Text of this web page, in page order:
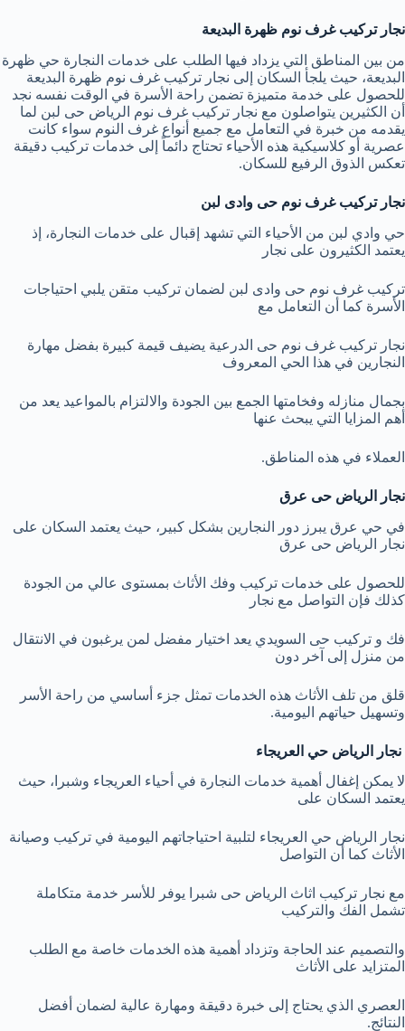
نجار تركيب غرف نوم ظهرة البديعة
من بين المناطق التي يزداد فيها الطلب على خدمات النجارة حي ظهرة
البديعة، حيث يلجأ السكان إلى نجار تركيب غرف نوم ظهرة البديعة
للحصول على خدمة متميزة تضمن راحة الأسرة في الوقت نفسه نجد
أن الكثيرين يتواصلون مع نجار تركيب غرف نوم الرياض حى لبن لما
يقدمه من خبرة في التعامل مع جميع أنواع غرف النوم سواء كانت
عصرية أو كلاسيكية هذه الأحياء تحتاج دائماً إلى خدمات تركيب دقيقة
تعكس الذوق الرفيع للسكان.
نجار تركيب غرف نوم حى وادى لبن
حي وادي لبن من الأحياء التي تشهد إقبال على خدمات النجارة، إذ
يعتمد الكثيرون على نجار
تركيب غرف نوم حى وادى لبن لضمان تركيب متقن يلبي احتياجات
الأسرة كما أن التعامل مع
نجار تركيب غرف نوم حى الدرعية يضيف قيمة كبيرة بفضل مهارة
النجارين في هذا الحي المعروف
بجمال منازله وفخامتها الجمع بين الجودة والالتزام بالمواعيد يعد من
أهم المزايا التي يبحث عنها
العملاء في هذه المناطق.
نجار الرياض حى عرق
في حي عرق يبرز دور النجارين بشكل كبير، حيث يعتمد السكان على
نجار الرياض حى عرق
للحصول على خدمات تركيب وفك الأثاث بمستوى عالي من الجودة
كذلك فإن التواصل مع نجار
فك و تركيب حى السويدي يعد اختيار مفضل لمن يرغبون في الانتقال
من منزل إلى آخر دون
قلق من تلف الأثاث هذه الخدمات تمثل جزء أساسي من راحة الأسر
وتسهيل حياتهم اليومية.
نجار الرياض حي العريجاء
لا يمكن إغفال أهمية خدمات النجارة في أحياء العريجاء وشبرا، حيث
يعتمد السكان على
نجار الرياض حي العريجاء لتلبية احتياجاتهم اليومية في تركيب وصيانة
الأثاث كما أن التواصل
مع نجار تركيب اثاث الرياض حى شبرا يوفر للأسر خدمة متكاملة
تشمل الفك والتركيب
والتصميم عند الحاجة وتزداد أهمية هذه الخدمات خاصة مع الطلب
المتزايد على الأثاث
العصري الذي يحتاج إلى خبرة دقيقة ومهارة عالية لضمان أفضل
النتائج.